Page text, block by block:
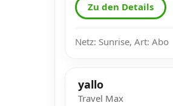
Zu den Details
Netz: Sunrise, Art: Abo
yallo
Travel Max